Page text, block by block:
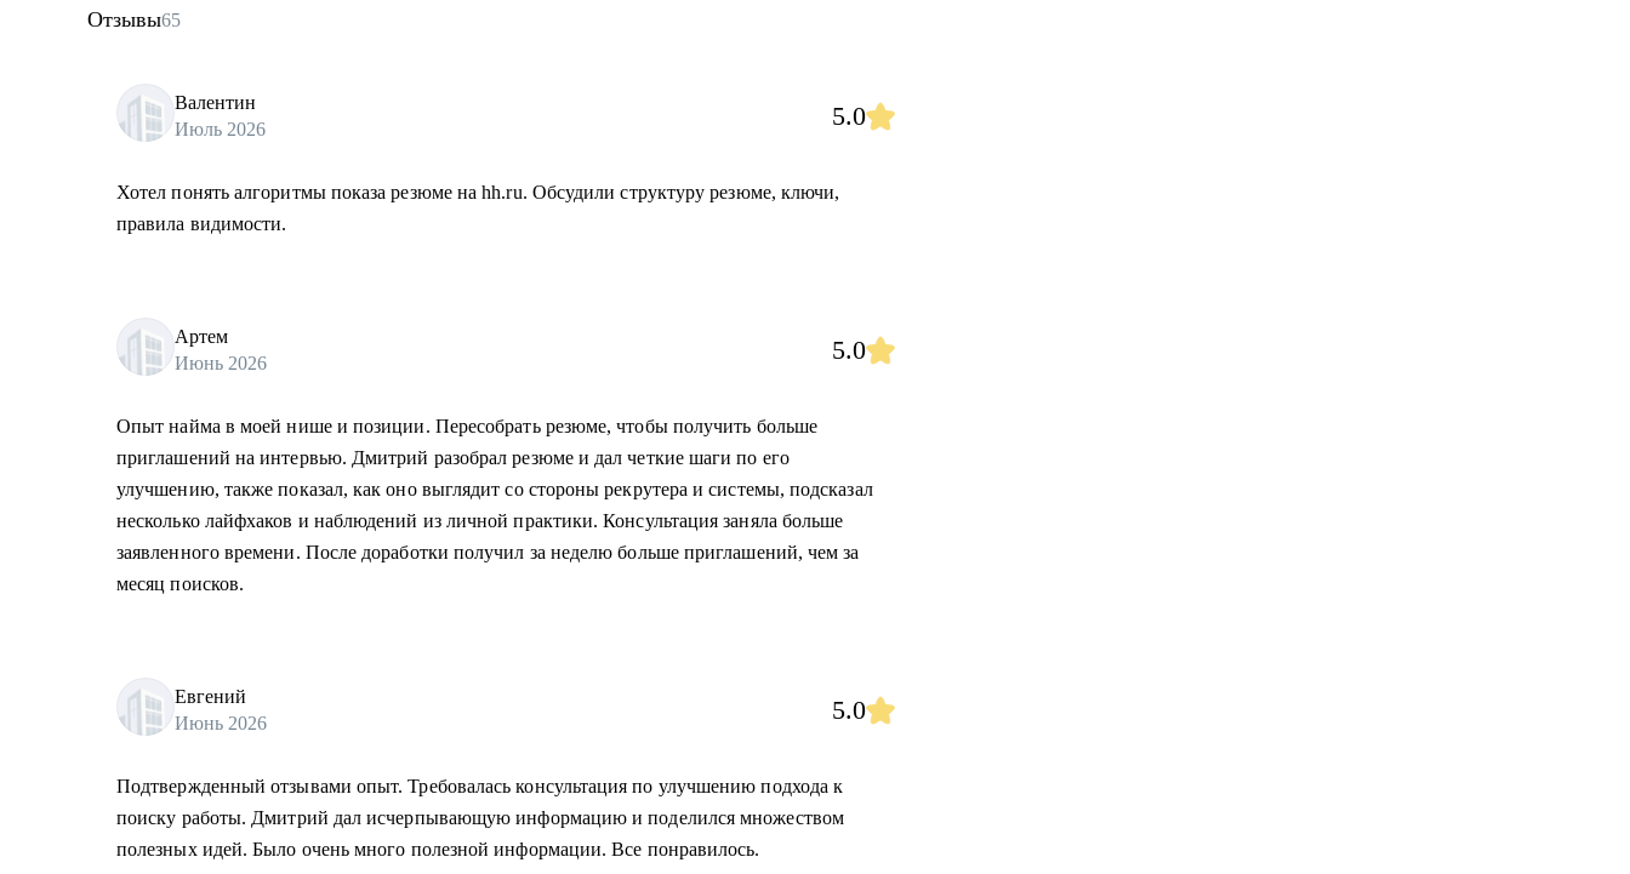
Отзывы65
Валентин
Июль 2026
5.0
Хотел понять алгоритмы показа резюме на hh.ru. Обсудили структуру резюме, ключи,
правила видимости.
Артем
Июнь 2026
5.0
Опыт найма в моей нише и позиции. Пересобрать резюме, чтобы получить больше
приглашений на интервью. Дмитрий разобрал резюме и дал четкие шаги по его
улучшению, также показал, как оно выглядит со стороны рекрутера и системы, подсказал
несколько лайфхаков и наблюдений из личной практики. Консультация заняла больше
заявленного времени. После доработки получил за неделю больше приглашений, чем за
месяц поисков.
Евгений
Июнь 2026
5.0
Подтвержденный отзывами опыт. Требовалась консультация по улучшению подхода к
поиску работы. Дмитрий дал исчерпывающую информацию и поделился множеством
полезных идей. Было очень много полезной информации. Все понравилось.